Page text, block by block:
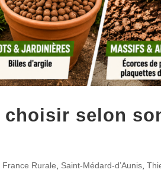
choisir selon
France Rurale, Saint-Médard-d’Aunis,